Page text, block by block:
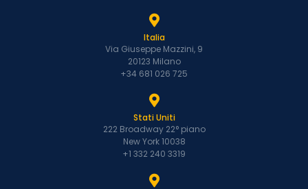
Italia
Via Giuseppe Mazzini, 9
20123 Milano
+34 681 026 725
Stati Uniti
222 Broadway 22° piano
New York 10038
+1 332 240 3319